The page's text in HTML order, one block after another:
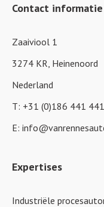
Contact informatie
Zaaiviool 1
3274 KR, Heinenoord
Nederland
T: +31 (0)186 441 441
E:
Expertises
Industriële